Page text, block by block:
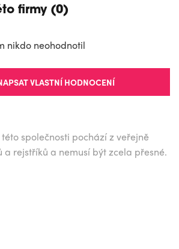
firmy (0)
nikdo neohodnotil
VLASTNÍ HODNOCENÍ
společnosti pochází z veřejně
a rejstříků a nemusí být zcela přesné.